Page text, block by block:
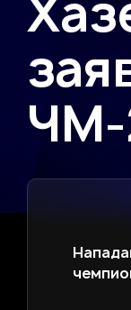
ЧМ-